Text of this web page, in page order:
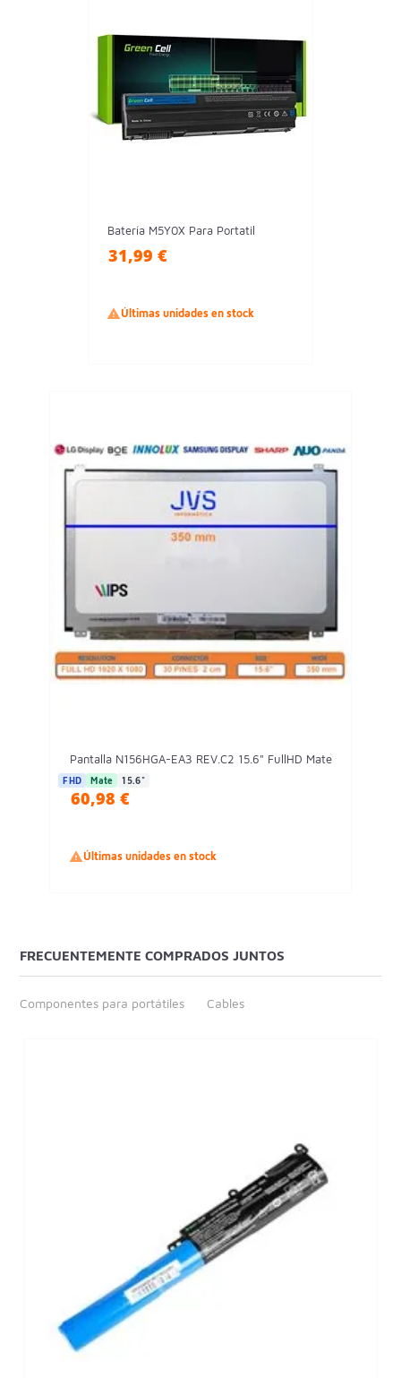
Batería M5Y0X Para Portatil
31,99 €
Últimas unidades en stock
Pantalla N156HGA-EA3 REV.C2 15.6" FullHD Mate
FHD Mate 15.6"
60,98 €
Últimas unidades en stock
FRECUENTEMENTE COMPRADOS JUNTOS
Componentes para portátiles Cables